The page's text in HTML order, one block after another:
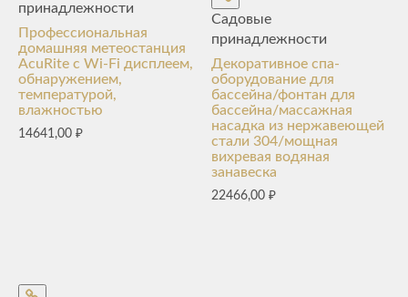
принадлежности
Профессиональная
домашняя метеостанция
AcuRite с Wi-Fi дисплеем,
обнаружением,
температурой,
влажностью
14641,00 ₽
Садовые
принадлежности
Декоративное спа-
оборудование для
бассейна/фонтан для
бассейна/массажная
насадка из нержавеющей
стали 304/мощная
вихревая водяная
занавеска
22466,00₽